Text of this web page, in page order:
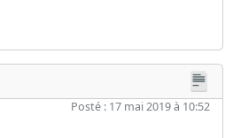
Posté : 17 mai 2019 à 10:52